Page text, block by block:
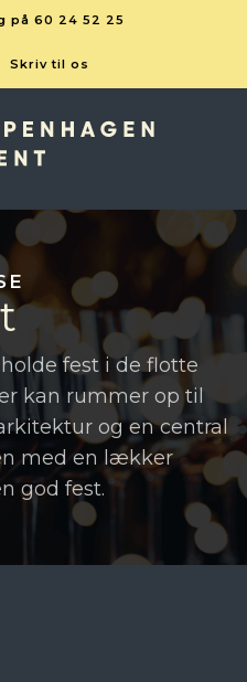
på 60 24 52 25
Skriv til os
fest i de flotte
kan rummer op til
og en central
med en lækker
god fest.